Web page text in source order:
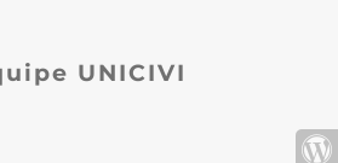
UNICIVI